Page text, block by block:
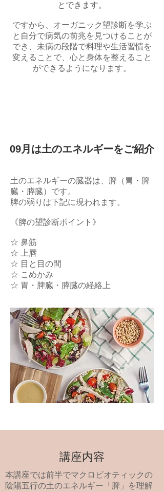
とできます。
ですから、オーガニック望診断を学ぶ
と自分で病気の前兆を見つけることが
でき、未病の段階で料理や生活習慣を
変えることで、心と身体を整えること
ができるようになります。
09月は土のエネルギーをご紹介
土のエネルギーの臓器は、脾（胃・脾
臓・膵臓）です。
脾の弱りは下記に現われます。
《脾の望診断ポイント》
☆ 鼻筋
☆ 上唇
☆ 目と目の間
☆ こめかみ
☆ 胃・脾臓・膵臓の経絡上
講座内容
本講座では前半でマクロビオティックの
陰陽五行の土のエネルギー「脾」を理解